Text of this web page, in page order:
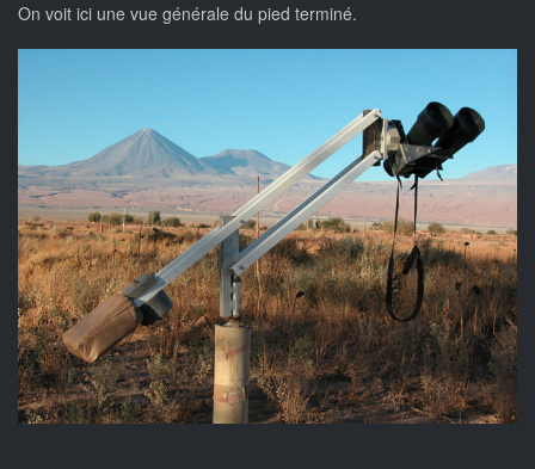
On voit ici une vue générale du pied terminé.